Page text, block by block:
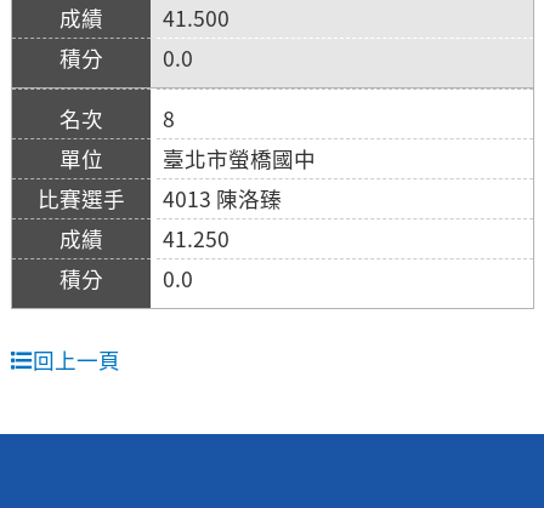
41.500
0.0
8
臺北市螢橋國中
4013 陳洛臻
41.250
0.0
回上一頁